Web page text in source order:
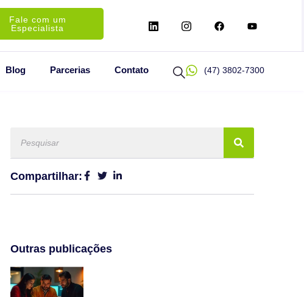
Fale com um
Especialista
Blog Parcerias Contato (47) 3802-7300
Compartilhar:
Outras publicações